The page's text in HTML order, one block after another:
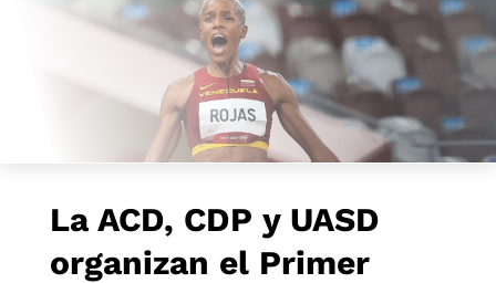
La ACD, CDP y UASD
organizan el Primer